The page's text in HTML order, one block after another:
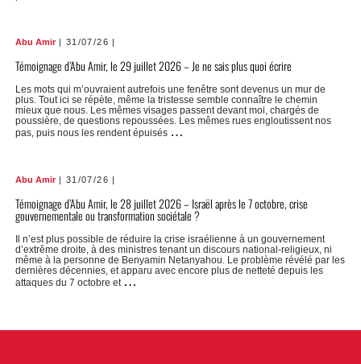
–
Gaza
n’a
pas
besoin
de
déclarations
Abu Amir 31/07/26
Témoignage d’Abu Amir, le 29 juillet 2026 – Je ne sais plus quoi écrire
Les mots qui m’ouvraient autrefois une fenêtre sont devenus un mur de
plus. Tout ici se répète, même la tristesse semble connaître le chemin
mieux que nous. Les mêmes visages passent devant moi, chargés de
poussière, de questions repoussées. Les mêmes rues engloutissent nos
pas, puis nous les rendent épuisés …
–
Je
ne
sais
plus
quoi
écrire
Abu Amir 31/07/26
Témoignage d’Abu Amir, le 28 juillet 2026 – Israël après le 7 octobre, crise
gouvernementale ou transformation sociétale ?
Il n’est plus possible de réduire la crise israélienne à un gouvernement
d’extrême droite, à des ministres tenant un discours national-religieux, ni
même à la personne de Benyamin Netanyahou. Le problème révélé par les
dernières décennies, et apparu avec encore plus de netteté depuis les
attaques du 7 octobre et …
juillet